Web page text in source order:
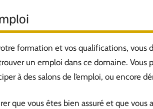
formation et vos qualifications, vous
un emploi dans ce domaine. Vous
à des salons de l’emploi, ou encore
que vous êtes bien assuré et que vous